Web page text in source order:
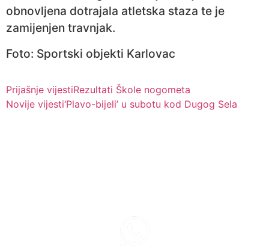
obnovljena dotrajala atletska staza te je
zamijenjen travnjak.
Foto: Sportski objekti Karlovac
Prijašnje vijestiRezultati Škole nogometa
Novije vijesti‘Plavo-bijeli’ u subotu kod Dugog Sela